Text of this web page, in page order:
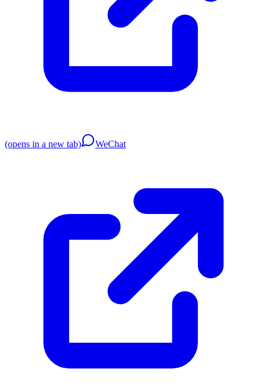
(opens in a new tab) WeChat